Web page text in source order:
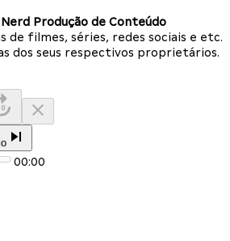
Produção de Conteúdo
de filmes, séries, redes sociais e etc.
dos seus respectivos proprietários.
00:00